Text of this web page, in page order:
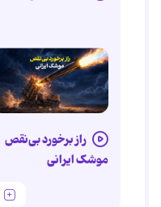
راز برخورد بی‌نقص
موشک ایرانی